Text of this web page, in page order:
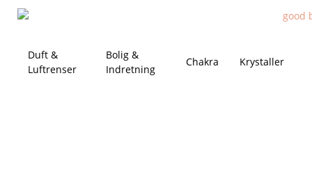
Duft &
Luftrenser
Bolig &
Indretning
Chakra Krystaller